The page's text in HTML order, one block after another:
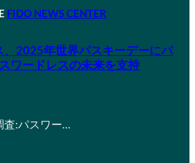
FIDO NEWS CENTER
2025年世界パスキーデーにパ
ワードレスの未来を支持
:パスワー…